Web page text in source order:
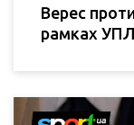
Верес
рамках УПЛ